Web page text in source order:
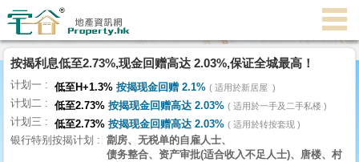
理
主
页
搵
楼/
按揭利息低至2.73%,现金回赠高达 2.03%,保证全城最高！
计划一 低至H+1.3% 按揭现金回赠 2.1% 适用於新居屋
计划二 低至2.73% 按揭现金回赠高达 2.03% 适用於一手及二手私楼
计划三 低至2.73% 按揭现金回赠高达 2.03% 适用於转按套现
银行特别按揭计划
劏房、无税单的自雇人士、
债务整合、资产审批(适合收入不足人士)、唐楼、村